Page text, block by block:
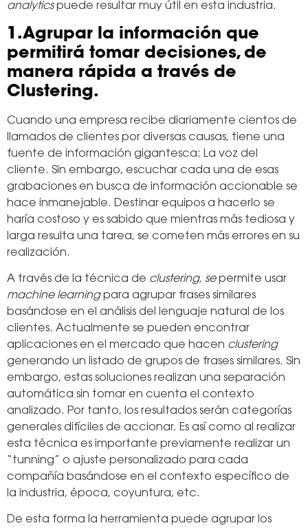
analyticspuede resultar muy útil en esta industria.
1 .Agrupar la información que
permitirá tomar decisiones, de
manera rápida a través de
Clustering.
Cuando una empresa recibe diariamente cientos de
llamados de clientes por diversas causas, tiene una
fuente de información gigantesca: La voz del
cliente. Sin embargo, escuchar cada una de esas
grabaciones en busca de información accionable se
hace inmanejable. Destinar equipos a hacerlo se
haría costoso y es sabido que mientras más tediosa y
larga resulta una tarea, se cometen más errores en su
realización.
A través de la técnica de clustering, sepermite usar
machine learningpara agrupar frases similares
basándose en el análisis del lenguaje natural de los
clientes. Actualmente se pueden encontrar
aplicaciones en el mercado que hacen clustering
generando un listado de grupos de frases similares. Sin
embargo, estas soluciones realizan una separación
automática sin tomar en cuenta el contexto
analizado. Por tanto, los resultados serán categorías
generales difíciles de accionar. Es así como al realizar
esta técnica es importante previamente realizar un
“tunning” o ajuste personalizado para cada
compañía basándose en el contexto específico de
la industria, época, coyuntura, etc.
De esta forma la herramienta puede agrupar los